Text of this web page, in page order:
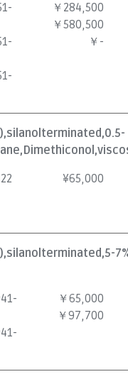
￥284,500
￥580,500
￥-
¥65,000
￥65,000
￥97,700